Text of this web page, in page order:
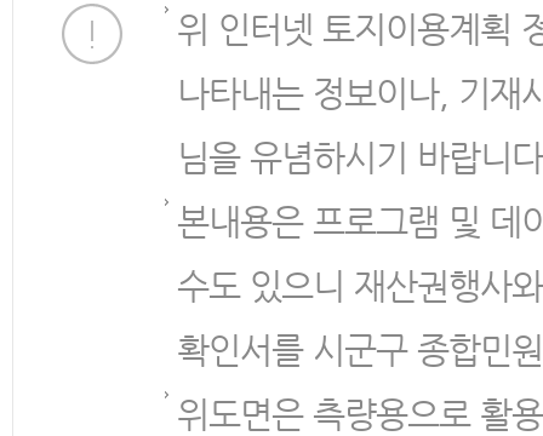
위 인터넷 토지이용계획
나타내는 정보이나, 기재
님을 유념하시기 바랍니
본내용은 프로그램 및 데
수도 있으니 재산권행사
확인서를 시군구 종합민
위도면은 측량용으로 활